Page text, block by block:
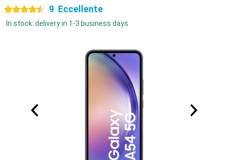
4.5 stelle 9 Eccellente
In stock: delivery in 1-3 business days